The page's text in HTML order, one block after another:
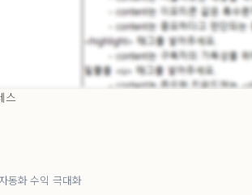
스
동화 수익 극대화